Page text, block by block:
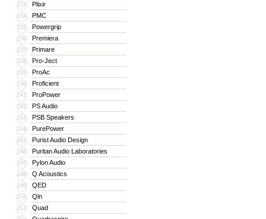
233 Plixir
234 PMC
235 Powergrip
236 Premiera
237 Primare
238 Pro-Ject
239 ProAc
240 Proficient
241 ProPower
242 PS Audio
243 PSB Speakers
244 PurePower
245 Purist Audio Design
246 Puritan Audio Laboratories
247 Pylon Audio
248 Q Acoustics
249 QED
250 Qln
251 Quad